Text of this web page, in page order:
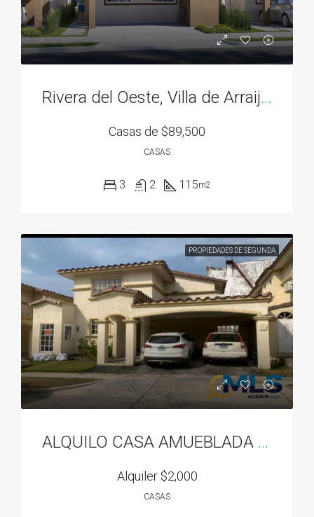
Rivera del Oeste, Villa de Arraiján
Casas de $89,500
CASAS
3 2 115m2
PROPIEDADES DE SEGUNDA
ALQUILO CASA AMUEBLADA EN DORADO SPRING
Alquiler$2,000
CASAS